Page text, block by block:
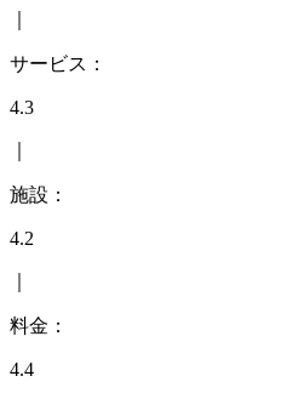
サービス：
4.3
施設：
4.2
料金：
4.4